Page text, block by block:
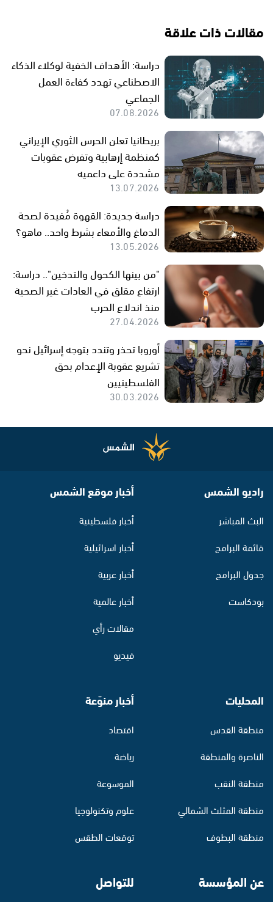
مقالات ذات علاقة
دراسة: الأهداف الخفية لوكلاء الذكاء
الاصطناعي تهدد كفاءة العمل
الجماعي
07.08.2026
بريطانيا تعلن الحرس الثوري الإيراني
كمنظمة إرهابية وتفرض عقوبات
مشددة على داعميه
13.07.2026
دراسة جديدة: القهوة مُفيدة لصحة
الدماغ والأمعاء بشرط واحد.. ماهو؟
13.05.2026
"من بينها الكحول والتدخين".. دراسة:
ارتفاع مقلق في العادات غير الصحية
منذ اندلاع الحرب
27.04.2026
أوروبا تحذر وتندد بتوجه إسرائيل نحو
تشريع عقوبة الإعدام بحق
الفلسطينيين
30.03.2026
راديو الشمس
البث المباشر
قائمة البرامج
جدول البرامج
بودكاست
أخبار موقع الشمس
أخبار فلسطينية
أخبار اسرائيلية
أخبار عربية
أخبار عالمية
مقالات رأي
فيديو
المحليات
منطقة القدس
الناصرة والمنطقة
منطقة النقب
منطقة المثلث الشمالي
منطقة البطوف
أخبار منوّعة
اقتصاد
رياضة
الموسوعة
علوم وتكنولوجيا
توقعات الطقس
عن المؤسسة للتواصل